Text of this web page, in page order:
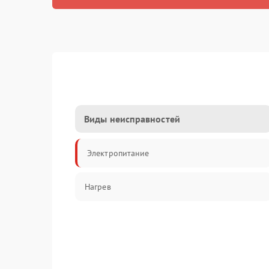
Виды неисправностей
Электропитание
Нагрев